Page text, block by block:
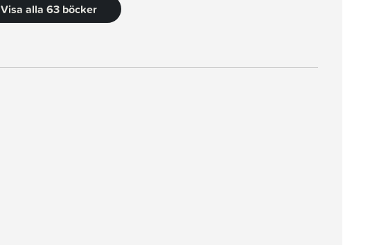
Visa alla 63 böcker